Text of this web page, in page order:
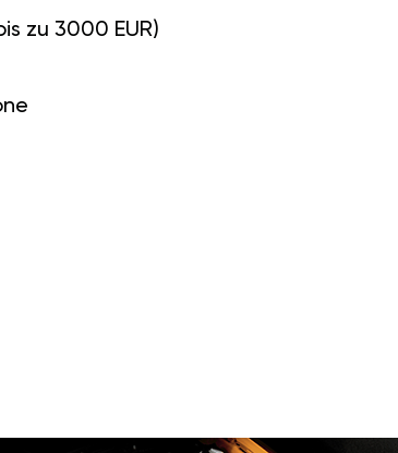
zu 3000 EUR)